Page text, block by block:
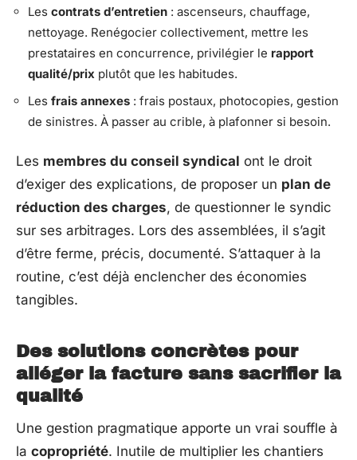
Les contrats d’entretien : ascenseurs, chauffage,
nettoyage. Renégocier collectivement, mettre les
prestataires en concurrence, privilégier le rapport
qualité/prix plutôt que les habitudes.
Les frais annexes : frais postaux, photocopies, gestion
de sinistres. À passer au crible, à plafonner si besoin.
Les membres du conseil syndical ont le droit
d’exiger des explications, de proposer un plan de
réduction des charges, de questionner le syndic
sur ses arbitrages. Lors des assemblées, il s’agit
d’être ferme, précis, documenté. S’attaquer à la
routine, c’est déjà enclencher des économies
tangibles.
Des solutions concrètes pour
alléger la facture sans sacrifier la
qualité
Une gestion pragmatique apporte un vrai souffle à
la copropriété. Inutile de multiplier les chantiers